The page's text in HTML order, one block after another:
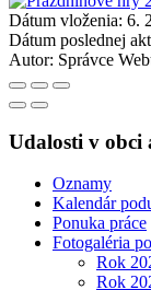
Dátum vloženia: 6.
Dátum poslednej
Autor: Správce
Udalosti v obci
Oznamy
Kalendár
Ponuka práce
Fotogaléria
Rok
Rok